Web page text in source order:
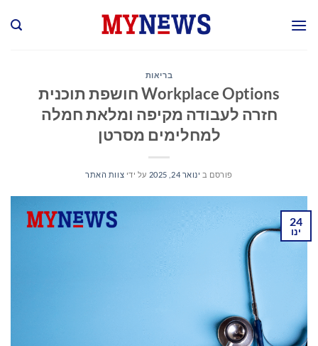
בריאות
Workplace Options חושפת תוכנית
חזרה לעבודה מקיפה ומלאת חמלה
למחלימים מסרטן
פורסם ב ינואר 24, 2025 על ידי צוות האתר
24
ינו